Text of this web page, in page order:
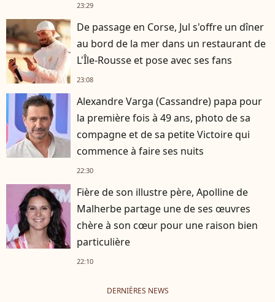
23:29
De passage en Corse, Jul s'offre un dîner
au bord de la mer dans un restaurant de
L'Île-Rousse et pose avec ses fans
23:08
Alexandre Varga (Cassandre) papa pour
la première fois à 49 ans, photo de sa
compagne et de sa petite Victoire qui
commence à faire ses nuits
22:30
Fière de son illustre père, Apolline de
Malherbe partage une de ses œuvres
chère à son cœur pour une raison bien
particulière
22:10
DERNIÈRES NEWS